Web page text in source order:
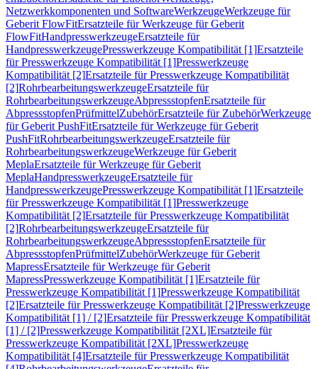
Netzwerkkomponenten und SoftwareWerkzeugeWerkzeuge für
Geberit FlowFitErsatzteile für Werkzeuge für Geberit
FlowFitHandpresswerkzeugeErsatzteile für
HandpresswerkzeugePresswerkzeuge Kompatibilität [1]Ersatzteile
für Presswerkzeuge Kompatibilität [1]Presswerkzeuge
Kompatibilität [2]Ersatzteile für Presswerkzeuge Kompatibilität
[2]RohrbearbeitungswerkzeugeErsatzteile für
RohrbearbeitungswerkzeugeAbpressstopfenErsatzteile für
AbpressstopfenPrüfmittelZubehörErsatzteile für ZubehörWerkzeuge
für Geberit PushFitErsatzteile für Werkzeuge für Geberit
PushFitRohrbearbeitungswerkzeugeErsatzteile für
RohrbearbeitungswerkzeugeWerkzeuge für Geberit
MeplaErsatzteile für Werkzeuge für Geberit
MeplaHandpresswerkzeugeErsatzteile für
HandpresswerkzeugePresswerkzeuge Kompatibilität [1]Ersatzteile
für Presswerkzeuge Kompatibilität [1]Presswerkzeuge
Kompatibilität [2]Ersatzteile für Presswerkzeuge Kompatibilität
[2]RohrbearbeitungswerkzeugeErsatzteile für
RohrbearbeitungswerkzeugeAbpressstopfenErsatzteile für
AbpressstopfenPrüfmittelZubehörWerkzeuge für Geberit
MapressErsatzteile für Werkzeuge für Geberit
MapressPresswerkzeuge Kompatibilität [1]Ersatzteile für
Presswerkzeuge Kompatibilität [1]Presswerkzeuge Kompatibilität
[2]Ersatzteile für Presswerkzeuge Kompatibilität [2]Presswerkzeuge
Kompatibilität [1] / [2]Ersatzteile für Presswerkzeuge Kompatibilität
[1] / [2]Presswerkzeuge Kompatibilität [2XL]Ersatzteile für
Presswerkzeuge Kompatibilität [2XL]Presswerkzeuge
Kompatibilität [4]Ersatzteile für Presswerkzeuge Kompatibilität